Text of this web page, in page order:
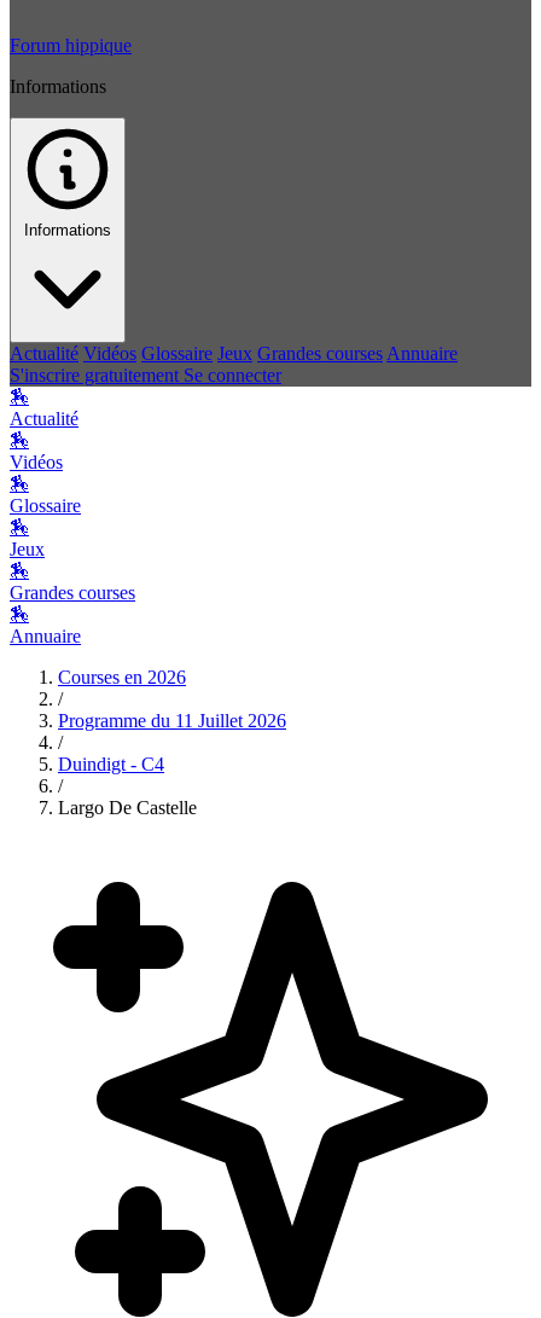
Forum hippique
Informations
Informations
Actualité Vidéos Glossaire Jeux Grandes courses Annuaire
S'inscrire gratuitement Se connecter
🏇
Actualité
🏇
Vidéos
🏇
Glossaire
🏇
Jeux
🏇
Grandes courses
🏇
Annuaire
Courses en 2026
/
Programme du 11 Juillet 2026
/
Duindigt - C4
/
Largo De Castelle